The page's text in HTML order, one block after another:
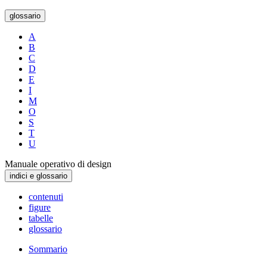
glossario
A
B
C
D
E
I
M
O
S
T
U
Manuale operativo di design
indici e glossario
contenuti
figure
tabelle
glossario
Sommario